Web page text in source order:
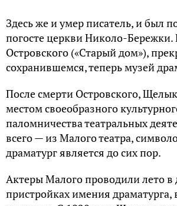
Дело Нейланда: за что в
несовершеннолетнего
энциклопедия русской
удивила советских
энциклопедия русской
Исчезнувшая дивизия:
— энциклопедия